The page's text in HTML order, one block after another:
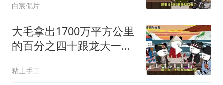
白宸侃片
大毛拿出1700万平方公里
的百分之四十跟龙大一起
粘土手工